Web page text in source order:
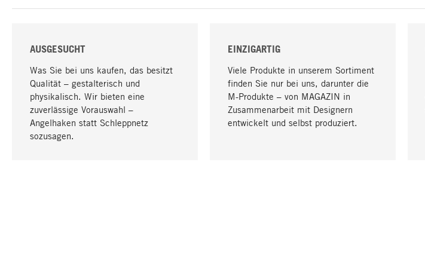
AUSGESUCHT
Was Sie bei uns kaufen, das besitzt
Qualität – gestalterisch und
physikalisch. Wir bieten eine
zuverlässige Vorauswahl –
Angelhaken statt Schleppnetz
sozusagen.
EINZIGARTIG
Viele Produkte in unserem Sortiment
finden Sie nur bei uns, darunter die
M-Produkte – von MAGAZIN in
Zusammenarbeit mit Designern
entwickelt und selbst produziert.